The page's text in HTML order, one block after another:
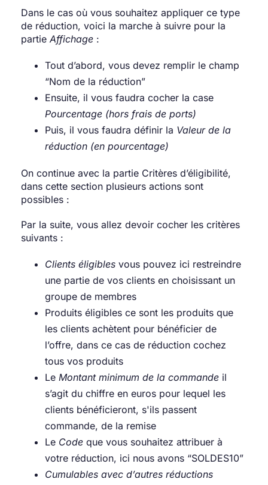
Dans le cas où vous souhaitez appliquer ce type
de réduction, voici la marche à suivre pour la
partie Affichage :
Tout d’abord, vous devez remplir le champ
“Nom de la réduction”
Ensuite, il vous faudra cocher la case
Pourcentage (hors frais de ports)
Puis, il vous faudra définir la Valeur de la
réduction (en pourcentage)
On continue avec la partie Critères d’éligibilité,
dans cette section plusieurs actions sont
possibles :
Par la suite, vous allez devoir cocher les critères
suivants :
Clients éligibles vous pouvez ici restreindre
une partie de vos clients en choisissant un
groupe de membres
Produits éligibles ce sont les produits que
les clients achètent pour bénéficier de
l’offre, dans ce cas de réduction cochez
tous vos produits
Le Montant minimum de la commande il
s’agit du chiffre en euros pour lequel les
clients bénéficieront, s'ils passent
commande, de la remise
Le Code que vous souhaitez attribuer à
votre réduction, ici nous avons “SOLDES10”
Cumulables avec d’autres réductions